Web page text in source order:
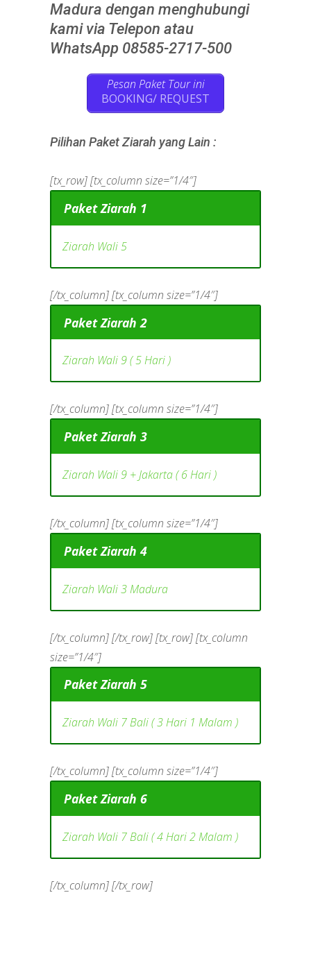
Madura dengan menghubungi
kami via Telepon atau
WhatsApp 08585-2717-500
Pesan Paket Tour ini
BOOKING/ REQUEST
Pilihan Paket Ziarah yang Lain :
[tx_row] [tx_column size=”1/4″]
Paket Ziarah 1
Ziarah Wali 5
[/tx_column] [tx_column size=”1/4″]
Paket Ziarah 2
Ziarah Wali 9 ( 5 Hari )
[/tx_column] [tx_column size=”1/4″]
Paket Ziarah 3
Ziarah Wali 9 + Jakarta ( 6 Hari )
[/tx_column] [tx_column size=”1/4″]
Paket Ziarah 4
Ziarah Wali 3 Madura
[/tx_column] [/tx_row] [tx_row] [tx_column
size=”1/4″]
Paket Ziarah 5
Ziarah Wali 7 Bali ( 3 Hari 1 Malam )
[/tx_column] [tx_column size=”1/4″]
Paket Ziarah 6
Ziarah Wali 7 Bali ( 4 Hari 2 Malam )
[/tx_column] [/tx_row]